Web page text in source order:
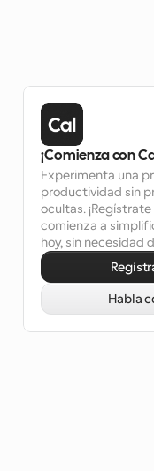
¡Comienza con
Experimenta una
productividad sin
ocultas.
comienza a
hoy, sin necesidad
Habla